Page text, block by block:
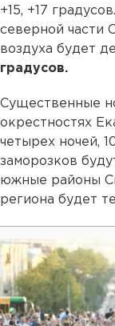
+15, +17
северной части
воздуха будет
градусов.
Существенные
окрестностях
четырех ночей,
заморозков
южные районы
региона будет